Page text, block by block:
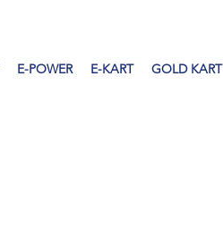
E-POWER E-KART GOLD KART